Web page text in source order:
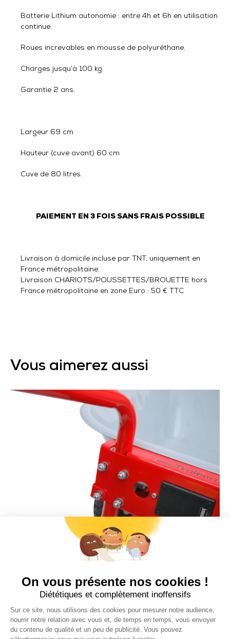
Batterie Lithium autonomie : entre 4h et 6h en utilisation
continue.
Roues increvables en mousse de polyuréthane.
Charges jusqu’à 100 kg.
Garantie 2 ans.
Largeur 69 cm
Hauteur (cuve avant) 60 cm
Cuve de 80 litres.
PAIEMENT EN 3 FOIS SANS FRAIS POSSIBLE
Livraison à domicile incluse par TNT, uniquement en
France métropolitaine.
Livraison CHARIOTS/POUSSETTES/BROUETTE hors
France métropolitaine en zone Euro : 50 € TTC
Vous aimerez aussi
Stop affaire : prix conseillé 690 € au lieu de 860 €